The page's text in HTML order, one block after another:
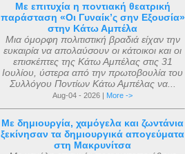
Με επιτυχία η ποντιακή θεατρική
παράσταση «Οι Γυναίκ’ς σην Εξουσία»
στην Κάτω Αμπέλα
Μια όμορφη πολιτιστική βραδιά είχαν την
ευκαιρία να απολαύσουν οι κάτοικοι και οι
επισκέπτες της Κάτω Αμπέλας στις 31
Ιουλίου, ύστερα από την πρωτοβουλία του
Συλλόγου Ποντίων Κάτω Αμπέλας να...
Aug-04 - 2026 | More ->
Με δημιουργία, χαμόγελα και ζωντάνια
ξεκίνησαν τα δημιουργικά απογεύματα
στη Μακρυνίτσα